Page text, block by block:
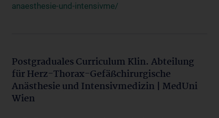
anaesthesie-und-intensivme/
Postgraduales Curriculum Klin. Abteilung
für Herz-Thorax-Gefäßchirurgische
Anästhesie und Intensivmedizin | MedUni
Wien